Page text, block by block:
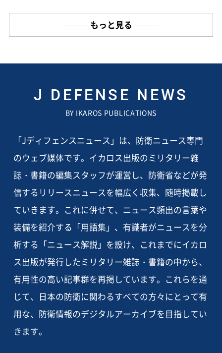
もっと見る
J DEFENSE NEWS
BY IKAROS PUBLICATIONS
「Jディフェンスニュース」は、防衛ニュース専門
のウェブ媒体です。イカロス出版のミリタリー雑
誌・書籍の編集スタッフが運営し、防衛省などが発
信するリリースニュースを幅広く収集、随時掲載し
ていきます。これに併せて、ニュース頻出の言葉や
装備を紹介する「用語集」、有識者がニュースを分
析する「ニュース解説」を設け、これまでにイカロ
ス出版が発行したミリタリー雑誌・書籍の中から、
有用性の高い記事群を再掲しています。これらを通
じて、日本の防衛に関わるすべての方々にとって有
用な、防衛情報のデジタルアーカイブを目指してい
きます。